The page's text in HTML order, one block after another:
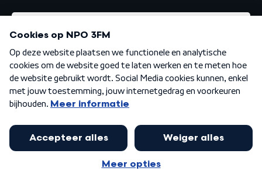
Algemene voorwaarden Privacybeleid